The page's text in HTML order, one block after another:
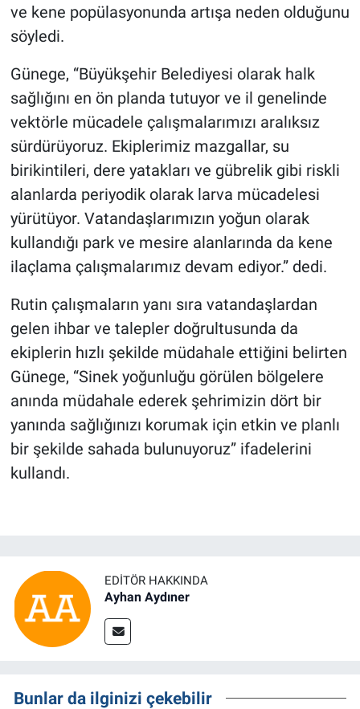
ve kene popülasyonunda artışa neden olduğunu
söyledi.
Günege, “Büyükşehir Belediyesi olarak halk
sağlığını en ön planda tutuyor ve il genelinde
vektörle mücadele çalışmalarımızı aralıksız
sürdürüyoruz. Ekiplerimiz mazgallar, su
birikintileri, dere yatakları ve gübrelik gibi riskli
alanlarda periyodik olarak larva mücadelesi
yürütüyor. Vatandaşlarımızın yoğun olarak
kullandığı park ve mesire alanlarında da kene
ilaçlama çalışmalarımız devam ediyor.” dedi.
Rutin çalışmaların yanı sıra vatandaşlardan
gelen ihbar ve talepler doğrultusunda da
ekiplerin hızlı şekilde müdahale ettiğini belirten
Günege, “Sinek yoğunluğu görülen bölgelere
anında müdahale ederek şehrimizin dört bir
yanında sağlığınızı korumak için etkin ve planlı
bir şekilde sahada bulunuyoruz” ifadelerini
kullandı.
EDITÖR HAKKINDA
Ayhan Aydıner
Bunlar da ilginizi çekebilir